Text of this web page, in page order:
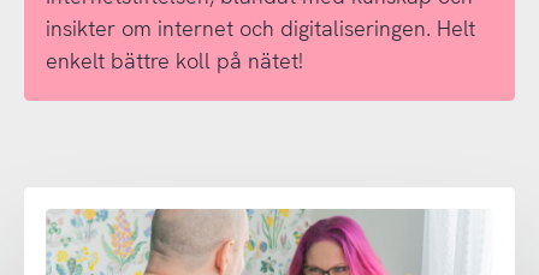
insikter om internet och digitaliseringen. Helt
enkelt bättre koll på nätet!